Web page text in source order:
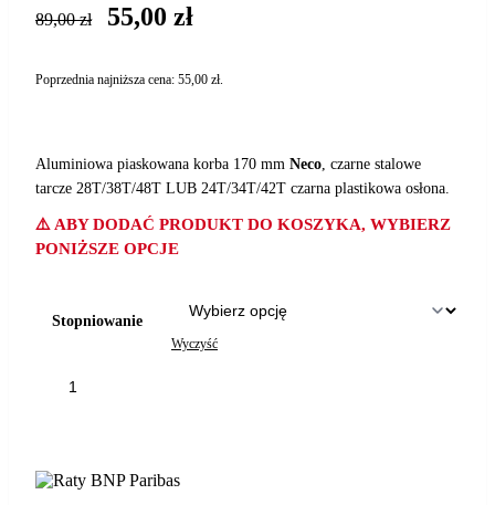
89,00zł
Pierwotna
wynosiła:
55,00 złAktualna
wynosi:
Poprzednia najniższa cena: 55,00 zł.
Aluminiowa piaskowana korba 170 mm Neco, czarne stalowe
tarcze 28T/38T/48T LUB 24T/34T/42T czarna plastikowa osłona.
⚠️ ABY DODAĆ PRODUKT DO KOSZYKA, WYBIERZ
PONIŻSZE OPCJE
Stopniowanie
Wyczyść
NSA-
3003